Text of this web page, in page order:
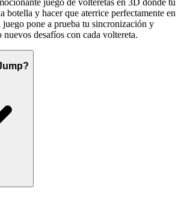
botella y hacer que aterrice perfectamente en
pone a prueba tu sincronización y
desafíos con cada voltereta.